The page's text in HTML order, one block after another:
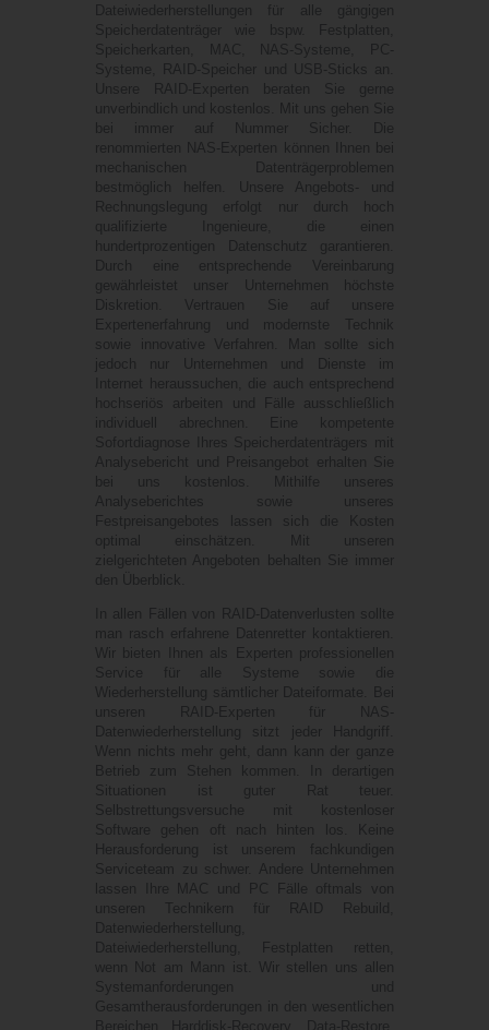
Dateiwiederherstellungen für alle gängigen
Speicherdatenträger wie bspw. Festplatten,
Speicherkarten, MAC, NAS-Systeme, PC-
Systeme, RAID-Speicher und USB-Sticks an.
Unsere RAID-Experten beraten Sie gerne
unverbindlich und kostenlos. Mit uns gehen Sie
bei immer auf Nummer Sicher. Die
renommierten NAS-Experten können Ihnen bei
mechanischen Datenträgerproblemen
bestmöglich helfen. Unsere Angebots- und
Rechnungslegung erfolgt nur durch hoch
qualifizierte Ingenieure, die einen
hundertprozentigen Datenschutz garantieren.
Durch eine entsprechende Vereinbarung
gewährleistet unser Unternehmen höchste
Diskretion. Vertrauen Sie auf unsere
Expertenerfahrung und modernste Technik
sowie innovative Verfahren. Man sollte sich
jedoch nur Unternehmen und Dienste im
Internet heraussuchen, die auch entsprechend
hochseriös arbeiten und Fälle ausschließlich
individuell abrechnen. Eine kompetente
Sofortdiagnose Ihres Speicherdatenträgers mit
Analysebericht und Preisangebot erhalten Sie
bei uns kostenlos. Mithilfe unseres
Analyseberichtes sowie unseres
Festpreisangebotes lassen sich die Kosten
optimal einschätzen. Mit unseren
zielgerichteten Angeboten behalten Sie immer
den Überblick.
In allen Fällen von RAID-Datenverlusten sollte
man rasch erfahrene Datenretter kontaktieren.
Wir bieten Ihnen als Experten professionellen
Service für alle Systeme sowie die
Wiederherstellung sämtlicher Dateiformate. Bei
unseren RAID-Experten für NAS-
Datenwiederherstellung sitzt jeder Handgriff.
Wenn nichts mehr geht, dann kann der ganze
Betrieb zum Stehen kommen. In derartigen
Situationen ist guter Rat teuer.
Selbstrettungsversuche mit kostenloser
Software gehen oft nach hinten los. Keine
Herausforderung ist unserem fachkundigen
Serviceteam zu schwer. Andere Unternehmen
lassen Ihre MAC und PC Fälle oftmals von
unseren Technikern für RAID Rebuild,
Datenwiederherstellung,
Dateiwiederherstellung, Festplatten retten,
wenn Not am Mann ist. Wir stellen uns allen
Systemanforderungen und
Gesamtherausforderungen in den wesentlichen
Bereichen Harddisk-Recovery, Data-Restore,